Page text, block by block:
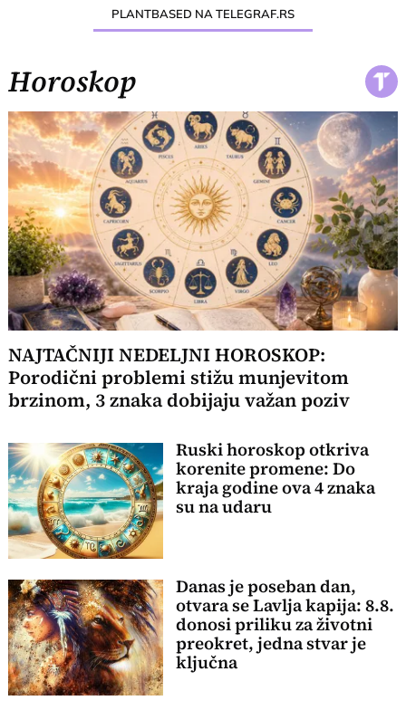
PLANTBASED NA TELEGRAF.RS
Horoskop
NAJTAČNIJI NEDELJNI HOROSKOP:
Porodični problemi stižu munjevitom
brzinom, 3 znaka dobijaju važan poziv
Ruski horoskop otkriva
korenite promene: Do
kraja godine ova 4 znaka
su na udaru
Danas je poseban dan,
otvara se Lavlja kapija: 8.8.
donosi priliku za životni
preokret, jedna stvar je
ključna